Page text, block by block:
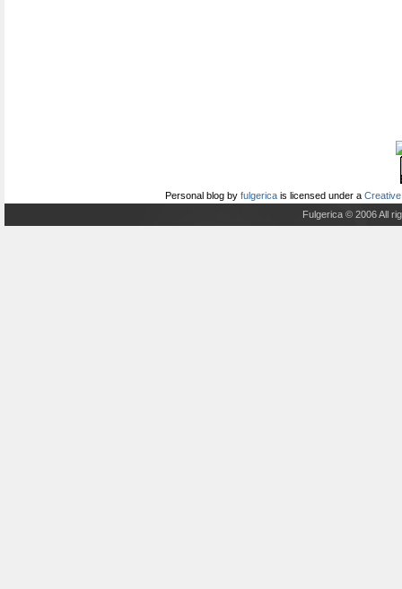
Personal blog by fulgerica is licensed under a
Fulgerica © 2006 All